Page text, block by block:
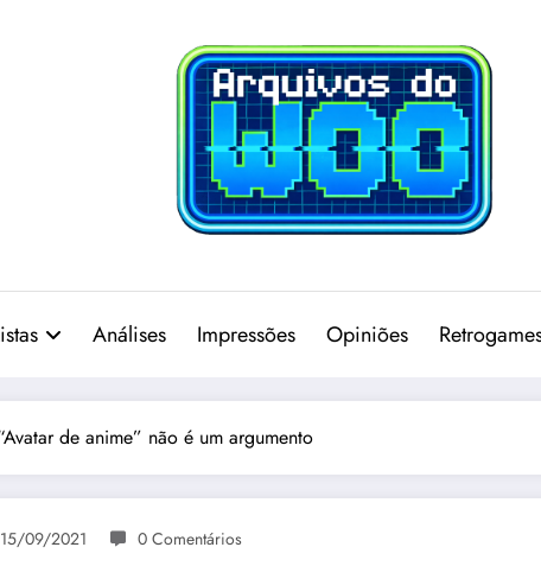
Análises Impressões Opiniões
de anime” não é um argumento
15/09/2021 0 Comentários